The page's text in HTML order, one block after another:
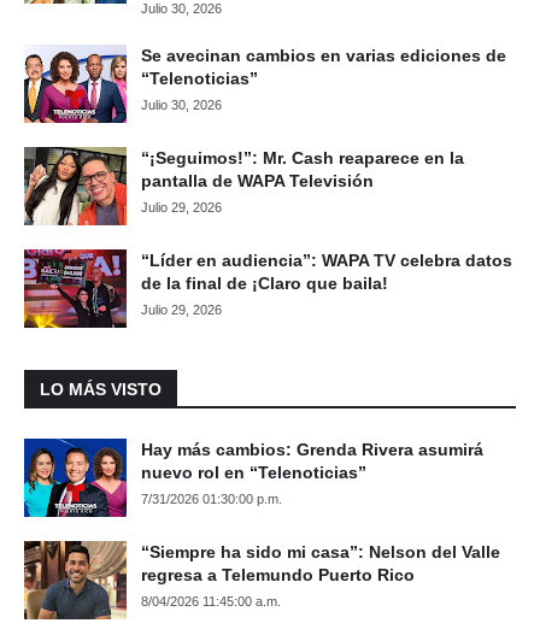
Julio 30, 2026
Se avecinan cambios en varias ediciones de
“Telenoticias”
Julio 30, 2026
“¡Seguimos!”: Mr. Cash reaparece en la
pantalla de WAPA Televisión
Julio 29, 2026
“Líder en audiencia”: WAPA TV celebra datos
de la final de ¡Claro que baila!
Julio 29, 2026
LO MÁS VISTO
Hay más cambios: Grenda Rivera asumirá
nuevo rol en “Telenoticias”
7/31/2026 01:30:00 p.m.
“Siempre ha sido mi casa”: Nelson del Valle
regresa a Telemundo Puerto Rico
8/04/2026 11:45:00 a.m.